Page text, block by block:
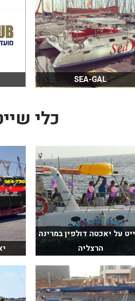
SEA-GAL
כלי
על יאכטה דולפין במרינה
הרצליה